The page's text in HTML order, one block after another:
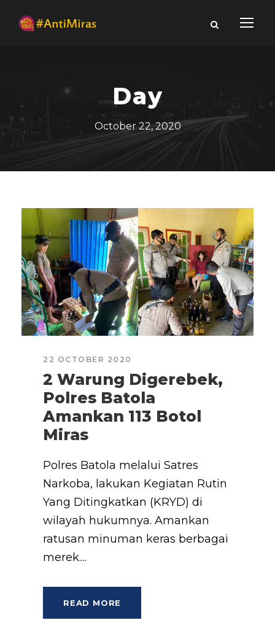
Day
October 22, 2020
22 OCTOBER 2020
2 Warung Digerebek,
Polres Batola
Amankan 113 Botol
Miras
Polres Batola melalui Satres
Narkoba, lakukan Kegiatan Rutin
Yang Ditingkatkan (KRYD) di
wilayah hukumnya. Amankan
ratusan minuman keras berbagai
merek....
READ MORE